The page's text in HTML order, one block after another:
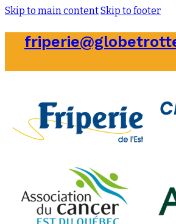
Skip to main contentSkip to footer